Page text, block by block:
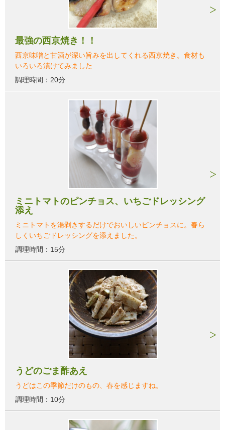
最強の西京焼き！！
西京味噌と甘酒が深い旨みを出してくれる西京焼き。食材も
いろいろ漬けてみました
調理時間：20分
ミニトマトのピンチョス、いちごドレッシング
添え
ミニトマトを湯剥きするだけでおいしいピンチョスに。春ら
しくいちごドレッシングを添えました。
調理時間：15分
うどのごま酢あえ
うどはこの季節だけのもの、春を感じますね。
調理時間：10分